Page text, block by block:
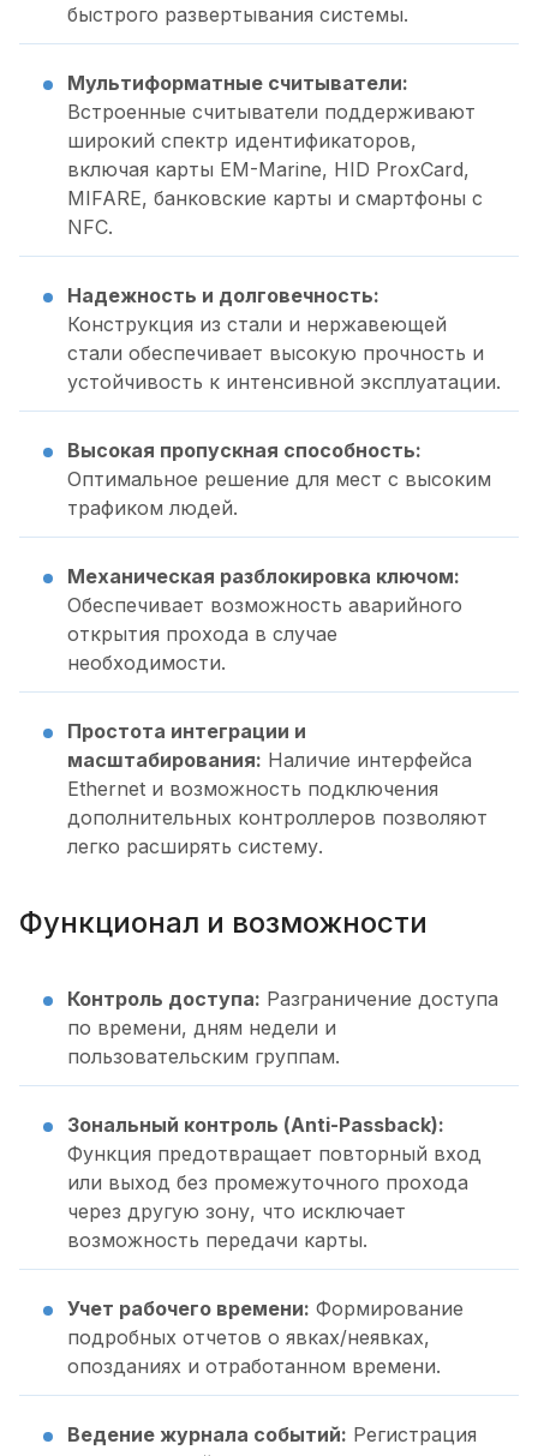
быстрого развертывания системы.
Мультиформатные считыватели:
Встроенные считыватели поддерживают
широкий спектр идентификаторов,
включая карты EM-Marine, HID ProxCard,
MIFARE, банковские карты и смартфоны с
NFC.
Надежность и долговечность:
Конструкция из стали и нержавеющей
стали обеспечивает высокую прочность и
устойчивость к интенсивной эксплуатации.
Высокая пропускная способность:
Оптимальное решение для мест с высоким
трафиком людей.
Механическая разблокировка ключом:
Обеспечивает возможность аварийного
открытия прохода в случае
необходимости.
Простота интеграции и
масштабирования: Наличие интерфейса
Ethernet и возможность подключения
дополнительных контроллеров позволяют
легко расширять систему.
Функционал и возможности
Контроль доступа: Разграничение доступа
по времени, дням недели и
пользовательским группам.
Зональный контроль (Anti-Passback):
Функция предотвращает повторный вход
или выход без промежуточного прохода
через другую зону, что исключает
возможность передачи карты.
Учет рабочего времени: Формирование
подробных отчетов о явках/неявках,
опозданиях и отработанном времени.
Ведение журнала событий: Регистрация